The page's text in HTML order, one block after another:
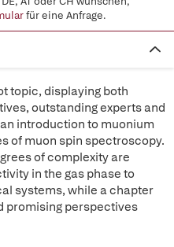
für eine Anfrage.
topic, displaying both
outstanding experts and
introduction to muonium
of muon spin spectroscopy.
of complexity are
in the gas phase to
systems, while a chapter
promising perspectives